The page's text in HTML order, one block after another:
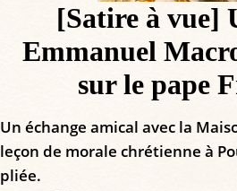
[Satire à vue]
Emmanuel
sur le pape
Un échange amical avec la
leçon de morale chrétienne à
pliée.